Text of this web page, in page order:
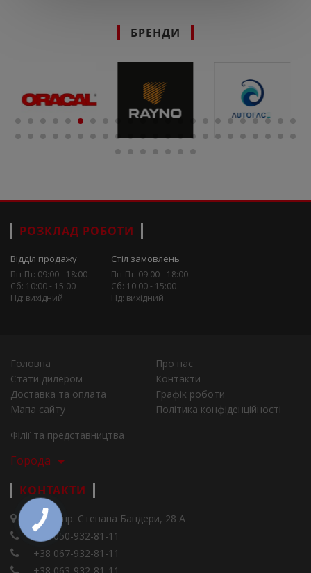
БРЕНДИ
РОЗКЛАД РОБОТИ
Відділ продажу
Пн-Пт: 09:00 - 18:00
Сб: 10:00 - 15:00
Нд: вихідний
Стіл замовлень
Пн-Пт: 09:00 - 18:00
Сб: 10:00 - 15:00
Нд: вихідний
Головна
Про нас
Стати дилером
Контакти
Доставка та оплата
Графік роботи
Мапа сайту
Політика конфіденційності
Філії та представництва
Города
КОНТАКТИ
Київ, пр. Степана Бандери, 28 А
+38 050-932-81-11
+38 067-932-81-11